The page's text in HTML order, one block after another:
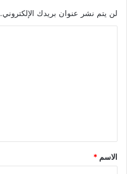
لن يتم نشر عنوان بريدك الإلكتروني.
ق
*
الاسم *